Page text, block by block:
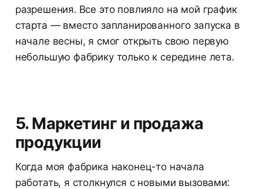
разрешения. Все это повлияло на мой график
старта — вместо запланированного запуска в
начале весны, я смог открыть свою первую
небольшую фабрику только к середине лета.
5. Маркетинг и продажа
продукции
Когда моя фабрика наконец-то начала
работать, я столкнулся с новыми вызовами: